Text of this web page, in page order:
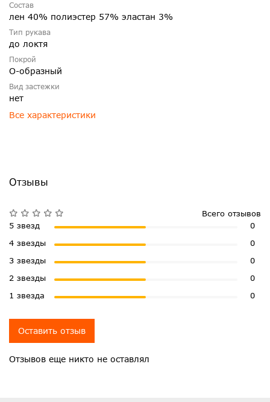
Состав
лен 40% полиэстер 57% эластан 3%
Тип рукава
до локтя
Покрой
О-образный
Вид застежки
нет
Все характеристики
Отзывы
Отзывов еще никто не оставлял
Всего отзывов
5 звезд
0
4 звезды
0
3 звезды
0
2 звезды
0
1 звезда
0
Оставить отзыв